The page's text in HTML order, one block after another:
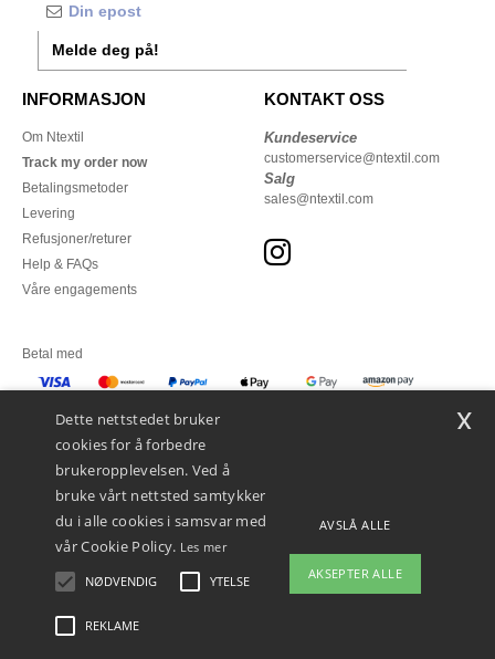
Melde deg på!
INFORMASJON
Om Ntextil
Track my order now
Betalingsmetoder
Levering
Refusjoner/returer
Help & FAQs
Våre engagements
KONTAKT OSS
Kundeservice
customerservice@ntextil.com
Salg
sales@ntextil.com
Betal med
Juridiske merknader
Dette nettstedet bruker
cookies for å forbedre
brukeropplevelsen. Ved å
bruke vårt nettsted samtykker
du i alle cookies i samsvar med
vår Cookie Policy. Les mer
NØDVENDIG YTELSE
REKLAME
AVSLÅ ALLE
AKSEPTER ALLE
x